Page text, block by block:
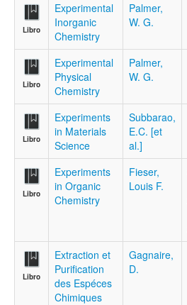
Libro
Experimental
Inorganic
Chemistry
Palmer,
W. G.
Libro
Experimental
Physical
Chemistry
Palmer,
W. G.
Libro
Experiments
in Materials
Science
Subbarao,
E.C. [et
al.]
Libro
Experiments
in Organic
Chemistry
Fieser,
Louis F.
Libro
Extraction et
Purification
des Espéces
Chimiques
Gagnaire,
D.